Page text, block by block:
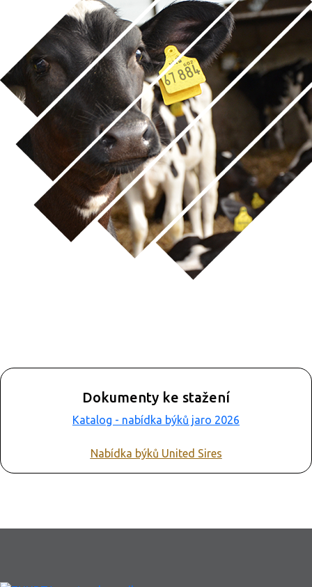
Dokumenty ke stažení
Katalog - nabídka býků jaro 2026
Nabídka býků United Sires